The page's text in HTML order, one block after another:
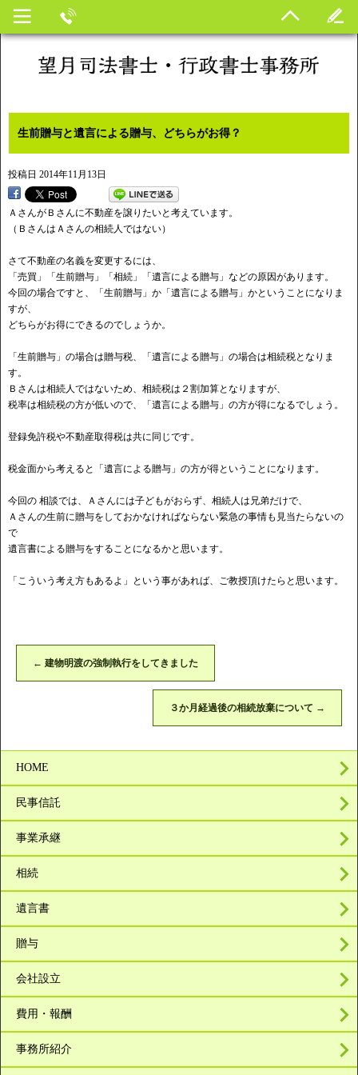
生前贈与と遺言による贈与、どちらがお得？
投稿日 2014年11月13日
ＡさんがＢさんに不動産を譲りたいと考えています。
（ＢさんはＡさんの相続人ではない）
さて不動産の名義を変更するには、
「売買」「生前贈与」「相続」「遺言による贈与」などの原因があります。
今回の場合ですと、「生前贈与」か「遺言による贈与」かということになりま
すが、
どちらがお得にできるのでしょうか。
「生前贈与」の場合は贈与税、「遺言による贈与」の場合は相続税となりま
す。
Ｂさんは相続人ではないため、相続税は２割加算となりますが、
税率は相続税の方が低いので、「遺言による贈与」の方が得になるでしょう。
登録免許税や不動産取得税は共に同じです。
税金面から考えると「遺言による贈与」の方が得ということになります。
今回の 相談では、Ａさんには子どもがおらず、相続人は兄弟だけで、
Ａさんの生前に贈与をしておかなければならない緊急の事情も見当たらないの
で
遺言書による贈与をすることになるかと思います。
「こういう考え方もあるよ」という事があれば、ご教授頂けたらと思います。
← 建物明渡の強制執行をしてきました
３か月経過後の相続放棄について →
HOME
民事信託
事業承継
相続
遺言書
贈与
会社設立
費用・報酬
事務所紹介